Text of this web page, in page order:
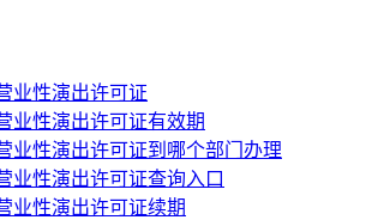
业性演出许可证
业性演出许可证有效期
业性演出许可证到哪个部门办理
业性演出许可证查询入口
业性演出许可证续期